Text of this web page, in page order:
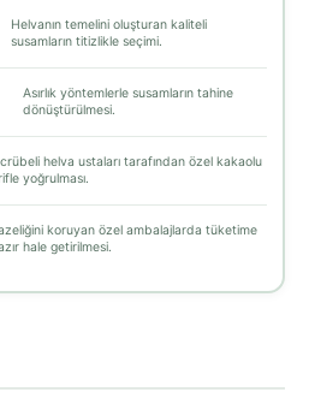
Helvanın temelini oluşturan kaliteli
susamların titizlikle seçimi.
Asırlık yöntemlerle susamların tahine
dönüştürülmesi.
helva ustaları tarafından özel kakaolu
yoğrulması.
koruyan özel ambalajlarda tüketime
hale getirilmesi.